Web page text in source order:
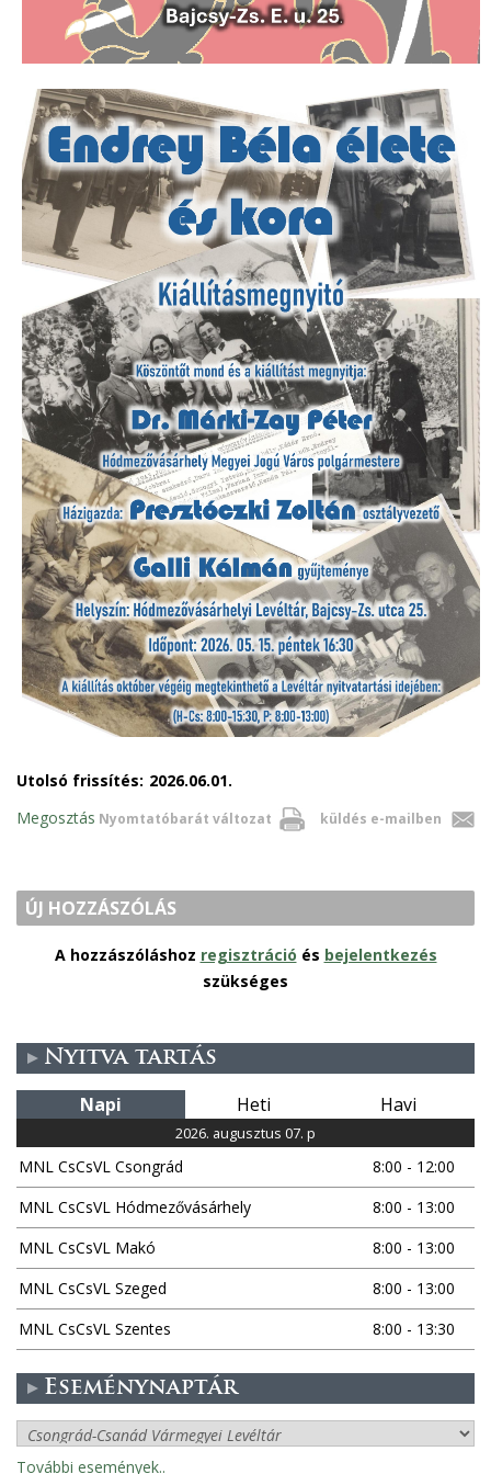
Utolsó frissítés: 2026.06.01.
Nyomtatóbarát változat küldés e-mailben
Megosztás
ÚJ HOZZÁSZÓLÁS
A hozzászóláshoz regisztráció és bejelentkezés
szükséges
Nyitva tartás
Napi Heti Havi
2026. augusztus 07. p
MNL CsCsVL Csongrád
8:00 - 12:00
MNL CsCsVL Hódmezővásárhely
8:00 - 13:00
MNL CsCsVL Makó
8:00 - 13:00
MNL CsCsVL Szeged
8:00 - 13:00
MNL CsCsVL Szentes
8:00 - 13:30
Eseménynaptár
További események..